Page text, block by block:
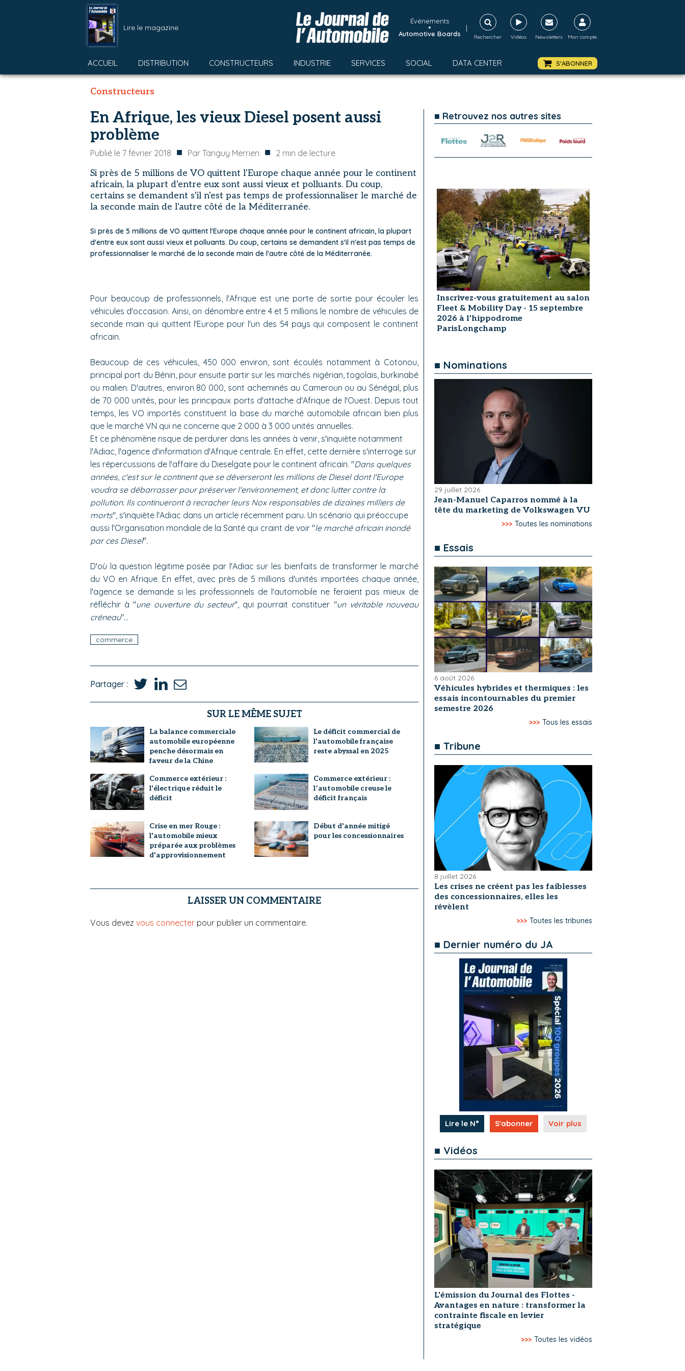
Lire le magazine
Événements
•
Automotive Boards
|
Rechercher Vidéos Newsletters Mon compte
ACCUEIL DISTRIBUTION CONSTRUCTEURS INDUSTRIE SERVICES SOCIAL DATA CENTER S'ABONNER
Constructeurs
En Afrique, les vieux Diesel posent aussi
problème
Publié le 7 février 2018 ■ Par Tanguy Merrien ■ 2 min de lecture
Si près de 5 millions de VO quittent l'Europe chaque année pour le continent
africain, la plupart d'entre eux sont aussi vieux et polluants. Du coup,
certains se demandent s'il n'est pas temps de professionnaliser le marché de
la seconde main de l'autre côté de la Méditerranée.
Si près de 5 millions de VO quittent l'Europe chaque année pour le continent africain, la plupart
d'entre eux sont aussi vieux et polluants. Du coup, certains se demandent s'il n'est pas temps de
professionnaliser le marché de la seconde main de l'autre côté de la Méditerranée.
Pour beaucoup de professionnels, l'Afrique est une porte de sortie pour écouler les
véhicules d'occasion. Ainsi, on dénombre entre 4 et 5 millions le nombre de véhicules de
seconde main qui quittent l'Europe pour l'un des 54 pays qui composent le continent
africain.
Beaucoup de ces véhicules, 450 000 environ, sont écoulés notamment à Cotonou,
principal port du Bénin, pour ensuite partir sur les marchés nigérian, togolais, burkinabé
ou malien. D'autres, environ 80 000, sont acheminés au Cameroun ou au Sénégal, plus
de 70 000 unités, pour les principaux ports d'attache d'Afrique de l'Ouest. Depuis tout
temps, les VO importés constituent la base du marché automobile africain bien plus
que le marché VN qui ne concerne que 2 000 à 3 000 unités annuelles.
Et ce phénomène risque de perdurer dans les années à venir, s'inquiète notamment
l'Adiac, l'agence d'information d'Afrique centrale. En effet, cette dernière s'interroge sur
les répercussions de l'affaire du Dieselgate pour le continent africain. "Dans quelques
années, c'est sur le continent que se déverseront les millions de Diesel dont l'Europe
voudra se débarrasser pour préserver l'environnement, et donc lutter contre la
pollution. Ils continueront à recracher leurs Nox responsables de dizaines milliers de
morts", s'inquiète l'Adiac dans un article récemment paru. Un scénario qui préoccupe
aussi l'Organisation mondiale de la Santé qui craint de voir "le marché africain inondé
par ces Diesel".
D'où la question légitime posée par l'Adiac sur les bienfaits de transformer le marché
du VO en Afrique. En effet, avec près de 5 millions d'unités importées chaque année,
l'agence se demande si les professionnels de l'automobile ne feraient pas mieux de
réfléchir à "une ouverture du secteur", qui pourrait constituer "un véritable nouveau
créneau"…
commerce
Partager :
SUR LE MÊME SUJET
La balance commerciale
automobile européenne
penche désormais en
faveur de la Chine
Le déficit commercial de
l'automobile française
reste abyssal en 2025
Commerce extérieur :
l'électrique réduit le
déficit
Commerce extérieur :
l’automobile creuse le
déficit français
Crise en mer Rouge :
l'automobile mieux
préparée aux problèmes
d'approvisionnement
Début d'année mitigé
pour les concessionnaires
LAISSER UN COMMENTAIRE
Vous devez vous connecter pour publier un commentaire.
■ Retrouvez nos autres sites
Inscrivez-vous gratuitement au salon
Fleet & Mobility Day - 15 septembre
2026 à l'hippodrome
ParisLongchamp
■ Nominations
29 juillet 2026
Jean-Manuel Caparros nommé à la
tête du marketing de Volkswagen VU
>>> Toutes les nominations
■ Essais
6 août 2026
Véhicules hybrides et thermiques : les
essais incontournables du premier
semestre 2026
>>> Tous les essais
■ Tribune
8 juillet 2026
Les crises ne créent pas les faiblesses
des concessionnaires, elles les
révèlent
>>> Toutes les tribunes
■ Dernier numéro du JA
Lire le N° S'abonner Voir plus
■ Vidéos
L'émission du Journal des Flottes -
Avantages en nature : transformer la
contrainte fiscale en levier
stratégique
>>> Toutes les vidéos